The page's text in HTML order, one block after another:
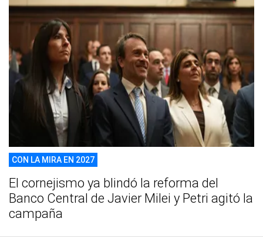
CON LA MIRA EN 2027
El cornejismo ya blindó la reforma del
Banco Central de Javier Milei y Petri agitó la
campaña